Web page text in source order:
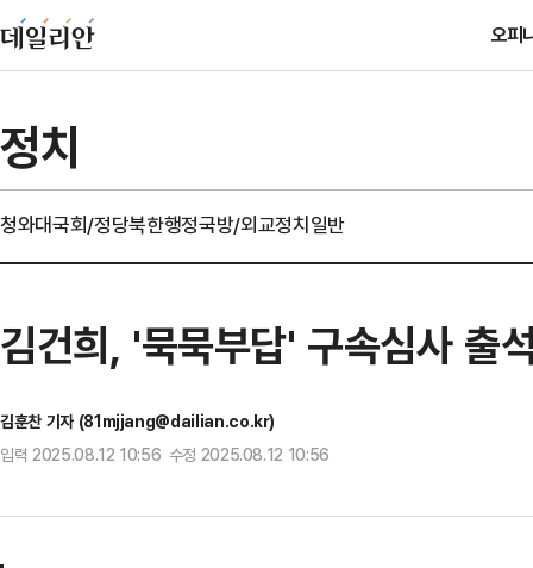
오피
정치
청와대국회/정당북한행정국방/외교정치일반
김건희, '묵묵부답' 구속심사 출
김훈찬 기자 (81mjjang@dailian.co.kr)
입력 2025.08.12 10:56 수정 2025.08.12 10:56